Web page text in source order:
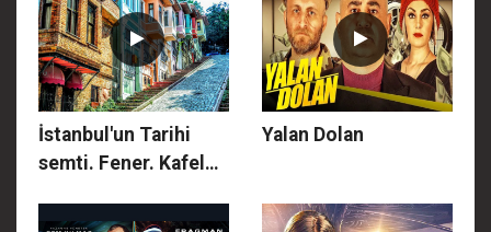
İstanbul'un Tarihi
semti. Fener. Kafeler
evleri
Yalan Dolan